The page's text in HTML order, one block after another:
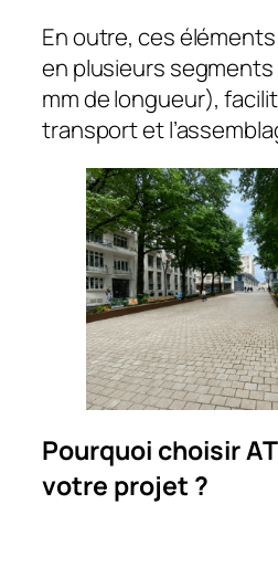
En outre, ces
en plusieurs segments
mm de longueur),
transport et
Pourquoi choisir
votre projet ?